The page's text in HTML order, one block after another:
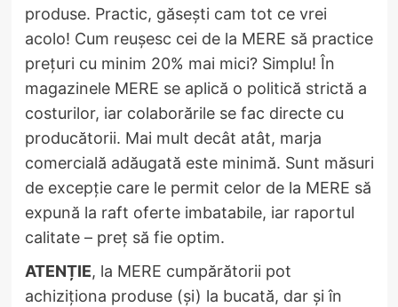
produse. Practic, găsești cam tot ce vrei
acolo! Cum reușesc cei de la MERE să practice
prețuri cu minim 20% mai mici? Simplu! În
magazinele MERE se aplică o politică strictă a
costurilor, iar colaborările se fac directe cu
producătorii. Mai mult decât atât, marja
comercială adăugată este minimă. Sunt măsuri
de excepție care le permit celor de la MERE să
expună la raft oferte imbatabile, iar raportul
calitate – preț să fie optim.
ATENȚIE, la MERE cumpărătorii pot
achiziționa produse (și) la bucată, dar și în